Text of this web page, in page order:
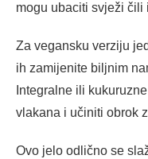
mogu ubaciti svježi
Za vegansku verziju
ih zamijenite biljnim
Integralne ili
vlakana i učiniti obrok
Ovo jelo odlično se